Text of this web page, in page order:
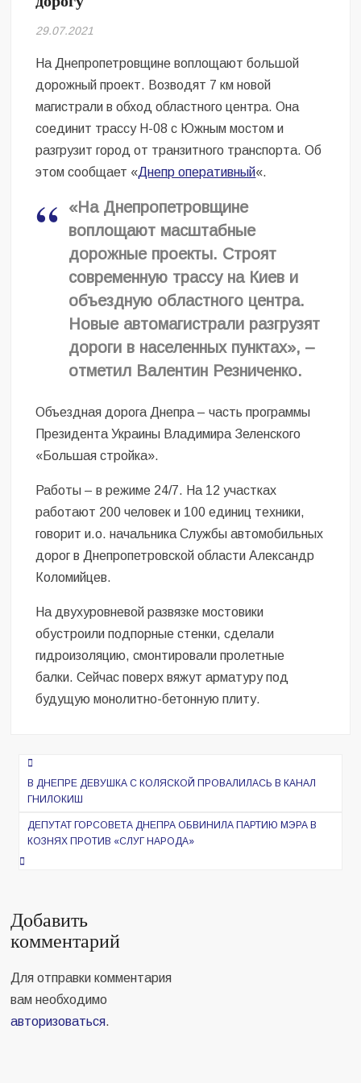
Безугла закликає валити Сирського
сучасну моду
Командувач ВМС Неїжпапа закликав не дестабілізувати ситуацію
навколо керівництва армії
29.07.2021
На Днепропетровщине воплощают большой
дорожный проект. Возводят 7 км новой
магистрали в обход областного центра. Она
соединит трассу Н-08 с Южным мостом и
разгрузит город от транзитного транспорта. Об
этом сообщает «Днепр оперативный«.
«На Днепропетровщине
воплощают масштабные
дорожные проекты. Строят
современную трассу на Киев и
объездную областного центра.
Новые автомагистрали разгрузят
дороги в населенных пунктах», –
отметил Валентин Резниченко.
Объездная дорога Днепра – часть программы
Президента Украины Владимира Зеленского
«Большая стройка».
Работы – в режиме 24/7. На 12 участках
работают 200 человек и 100 единиц техники,
говорит и.о. начальника Службы автомобильных
дорог в Днепропетровской области Александр
Коломийцев.
На двухуровневой развязке мостовики
обустроили подпорные стенки, сделали
гидроизоляцию, смонтировали пролетные
балки. Сейчас поверх вяжут арматуру под
будущую монолитно-бетонную плиту.
Навигация
по
записям
В ДНЕПРЕ ДЕВУШКА С КОЛЯСКОЙ ПРОВАЛИЛАСЬ В КАНАЛ
ГНИЛОКИШ
ДЕПУТАТ ГОРСОВЕТА ДНЕПРА ОБВИНИЛА ПАРТИЮ МЭРА В
КОЗНЯХ ПРОТИВ «СЛУГ НАРОДА»
Добавить
комментарий
Для отправки комментария
вам необходимо
авторизоваться.